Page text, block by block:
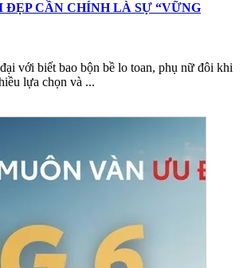
ĐẸP CẦN CHÍNH LÀ SỰ “VỮNG
với biết bao bộn bề lo toan, phụ nữ đôi khi
lựa chọn và ...